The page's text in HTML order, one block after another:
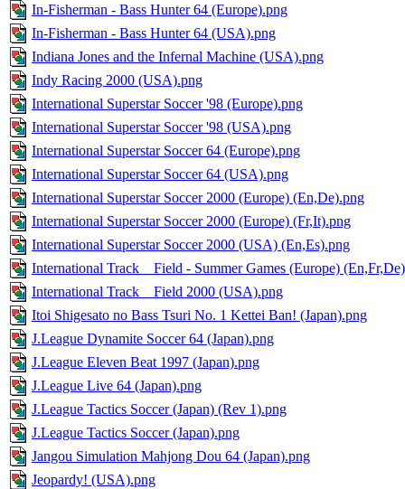
In-Fisherman - Bass Hunter 64 (Europe).png
In-Fisherman - Bass Hunter 64 (USA).png
Indiana Jones and the Infernal Machine (USA).png
Indy Racing 2000 (USA).png
International Superstar Soccer '98 (Europe).png
International Superstar Soccer '98 (USA).png
International Superstar Soccer 64 (Europe).png
International Superstar Soccer 64 (USA).png
International Superstar Soccer 2000 (Europe) (En,De).png
International Superstar Soccer 2000 (Europe) (Fr,It).png
International Superstar Soccer 2000 (USA) (En,Es).png
International Track _ Field - Summer Games (Europe)
International Track _ Field 2000 (USA).png
Itoi Shigesato no Bass Tsuri No. 1 Kettei Ban! (Japan).png
J.League Dynamite Soccer 64 (Japan).png
J.League Eleven Beat 1997 (Japan).png
J.League Live 64 (Japan).png
J.League Tactics Soccer (Japan) (Rev 1).png
J.League Tactics Soccer (Japan).png
Jangou Simulation Mahjong Dou 64 (Japan).png
Jeopardy! (USA).png